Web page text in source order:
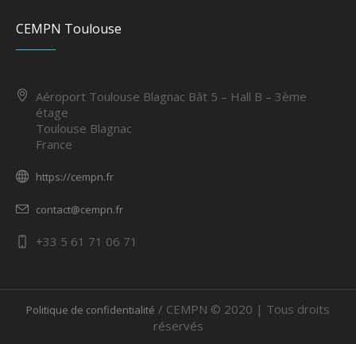
CEMPN Toulouse
Aéroport Toulouse Blagnac Bât 5 – Hall B – 3ème
étage
Toulouse Blagnac
France
https://cempn.fr
contact@cempn.fr
+33 5 61 71 06 71
Politique de confidentialité / CEMPN © 2020 | Tous droits
réservés